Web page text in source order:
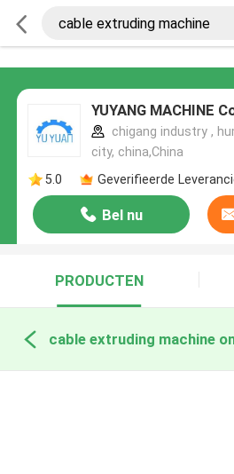
YUYANG MACHINE
chigang industry ,
city, china,China
5.0
Geverifieerde
Bel nu
PRODUCTEN
cable extruding machine